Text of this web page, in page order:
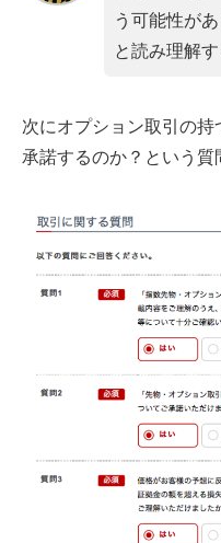
う可能性が
と読み理解
次にオプション取引の
承諾するのか？という質